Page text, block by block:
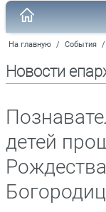
На главную / События /
Новости
детей